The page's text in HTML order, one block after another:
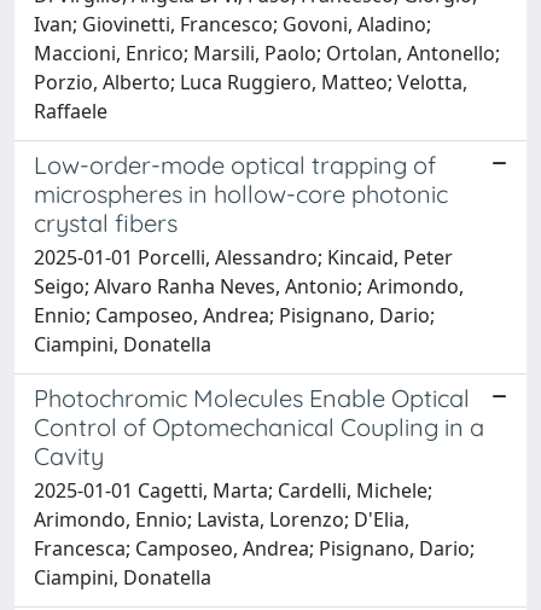
Ivan; Giovinetti, Francesco; Govoni, Aladino;
Maccioni, Enrico; Marsili, Paolo; Ortolan, Antonello;
Porzio, Alberto; Luca Ruggiero, Matteo; Velotta,
Raffaele
Low-order-mode optical trapping of
microspheres in hollow-core photonic
crystal fibers
2025-01-01 Porcelli, Alessandro; Kincaid, Peter
Seigo; Alvaro Ranha Neves, Antonio; Arimondo,
Ennio; Camposeo, Andrea; Pisignano, Dario;
Ciampini, Donatella
Photochromic Molecules Enable Optical
Control of Optomechanical Coupling in a
Cavity
2025-01-01 Cagetti, Marta; Cardelli, Michele;
Arimondo, Ennio; Lavista, Lorenzo; D'Elia,
Francesca; Camposeo, Andrea; Pisignano, Dario;
Ciampini, Donatella